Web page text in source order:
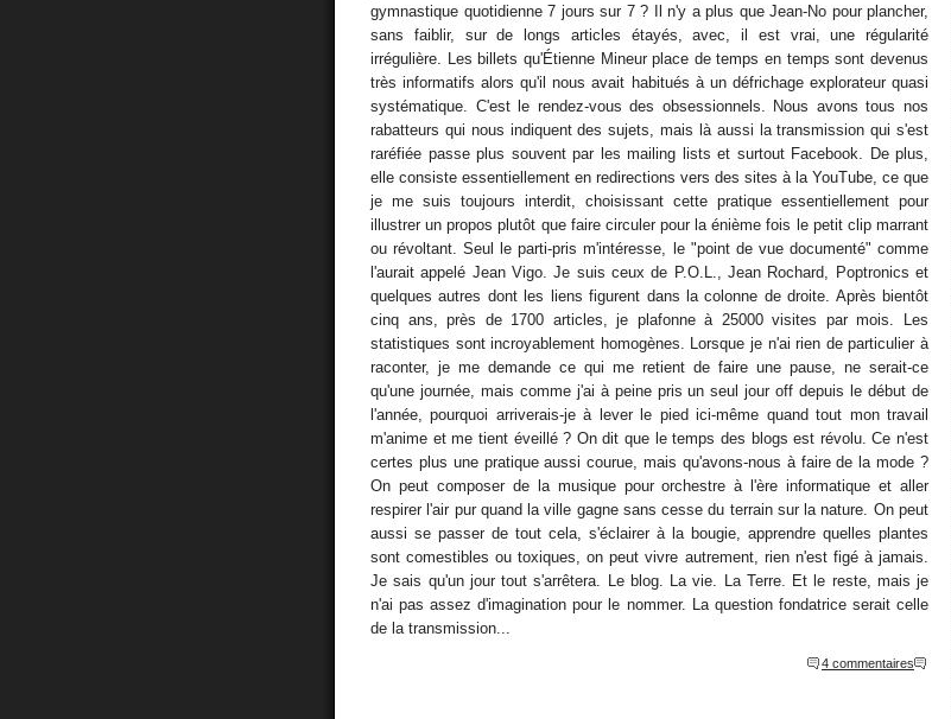
gymnastique quotidienne 7 jours sur 7 ? Il n'y a plus que Jean-No pour plancher,
sans faiblir, sur de longs articles étayés, avec, il est vrai, une régularité
irrégulière. Les billets qu'Étienne Mineur place de temps en temps sont devenus
très informatifs alors qu'il nous avait habitués à un défrichage explorateur quasi
systématique. C'est le rendez-vous des obsessionnels. Nous avons tous nos
rabatteurs qui nous indiquent des sujets, mais là aussi la transmission qui s'est
raréfiée passe plus souvent par les mailing lists et surtout Facebook. De plus,
elle consiste essentiellement en redirections vers des sites à la YouTube, ce que
je me suis toujours interdit, choisissant cette pratique essentiellement pour
illustrer un propos plutôt que faire circuler pour la énième fois le petit clip marrant
ou révoltant. Seul le parti-pris m'intéresse, le "point de vue documenté" comme
l'aurait appelé Jean Vigo. Je suis ceux de P.O.L., Jean Rochard, Poptronics et
quelques autres dont les liens figurent dans la colonne de droite. Après bientôt
cinq ans, près de 1700 articles, je plafonne à 25000 visites par mois. Les
statistiques sont incroyablement homogènes. Lorsque je n'ai rien de particulier à
raconter, je me demande ce qui me retient de faire une pause, ne serait-ce
qu'une journée, mais comme j'ai à peine pris un seul jour off depuis le début de
l'année, pourquoi arriverais-je à lever le pied ici-même quand tout mon travail
m'anime et me tient éveillé ? On dit que le temps des blogs est révolu. Ce n'est
certes plus une pratique aussi courue, mais qu'avons-nous à faire de la mode ?
On peut composer de la musique pour orchestre à l'ère informatique et aller
respirer l'air pur quand la ville gagne sans cesse du terrain sur la nature. On peut
aussi se passer de tout cela, s'éclairer à la bougie, apprendre quelles plantes
sont comestibles ou toxiques, on peut vivre autrement, rien n'est figé à jamais.
Je sais qu'un jour tout s'arrêtera. Le blog. La vie. La Terre. Et le reste, mais je
n'ai pas assez d'imagination pour le nommer. La question fondatrice serait celle
de la transmission...
4 commentaires